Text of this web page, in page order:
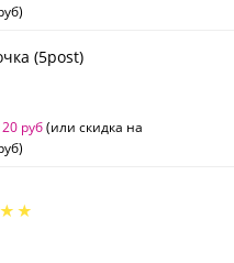
(5post)
руб(или скидка на